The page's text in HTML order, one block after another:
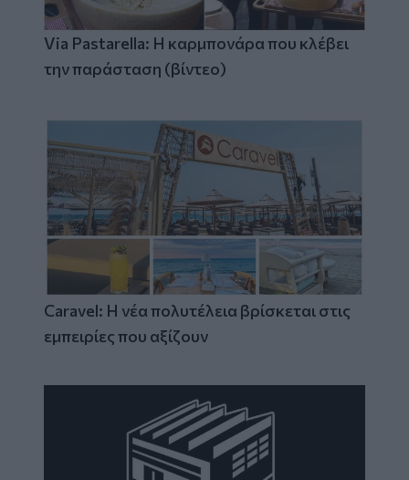
Via Pastarella: Η καρμπονάρα που κλέβει
την παράσταση (βίντεο)
Caravel: Η νέα πολυτέλεια βρίσκεται στις
εμπειρίες που αξίζουν